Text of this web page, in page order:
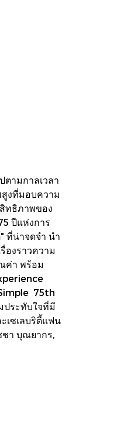
ามกาลเวลา
งที่มอบความ
ทธิภาพของ
ปีแห่งการ
ที่น่าจดจำ นำ
องราวความ
ค่า พร้อม
75th
ประทับใจที่มี
เซเลบริตี้แฟน
ชา บุณยากร,